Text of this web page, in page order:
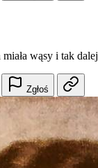
wąsy i tak dalej
Zgłoś